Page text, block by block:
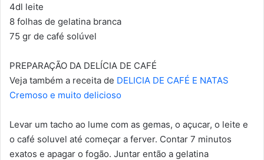
4dl leite
8 folhas de gelatina branca
75 gr de café solúvel
PREPARAÇÃO DA DELÍCIA DE CAFÉ
Veja também a receita de DELICIA DE CAFÉ E NATAS
Cremoso e muito delicioso
Levar um tacho ao lume com as gemas, o açucar, o leite e
o café soluvel até começar a ferver. Contar 7 minutos
exatos e apagar o fogão. Juntar então a gelatina